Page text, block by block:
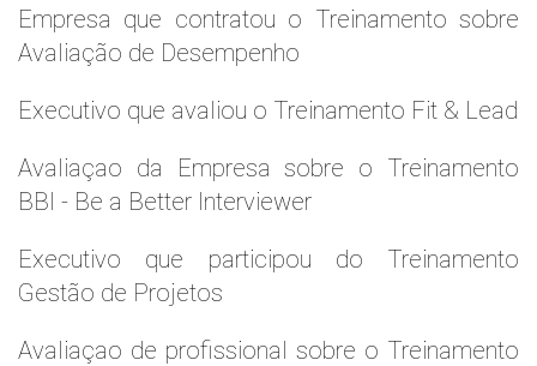
Empresa que contratou o Treinamento sobre
Avaliação de Desempenho
Executivo que avaliou o Treinamento Fit & Lead
Avaliaçao da Empresa sobre o Treinamento
BBI - Be a Better Interviewer
Executivo que participou do Treinamento
Gestão de Projetos
Avaliaçao de profissional sobre o Treinamento